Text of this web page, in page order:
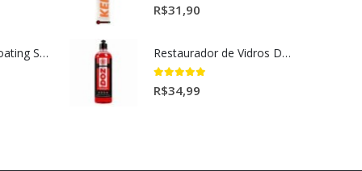
Ceramic Spray Coating Sonax 750ml
5.00
R$31,90
Restaurador de Vidros DOZ Dmg (500ml)
5.00
R$34,99